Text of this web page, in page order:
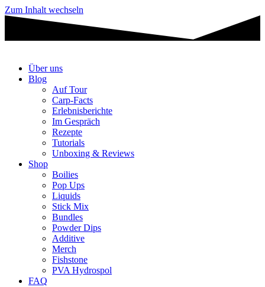
Zum Inhalt wechseln
Über uns
Blog
Auf Tour
Carp-Facts
Erlebnisberichte
Im Gespräch
Rezepte
Tutorials
Unboxing & Reviews
Shop
Boilies
Pop Ups
Liquids
Stick Mix
Bundles
Powder Dips
Additive
Merch
Fishstone
PVA Hydrospol
FAQ